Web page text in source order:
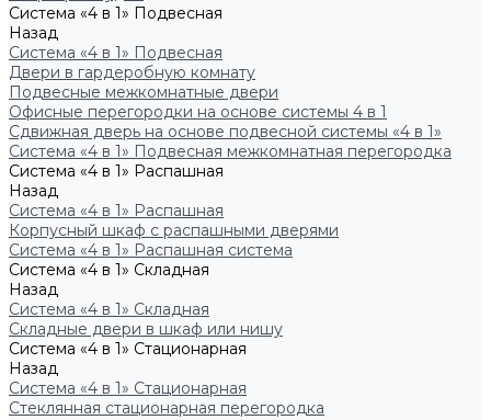
Система «4 в 1» Подвесная
Назад
Система «4 в 1» Подвесная
Двери в гардеробную комнату
Подвесные межкомнатные двери
Офисные перегородки на основе системы 4 в 1
Сдвижная дверь на основе подвесной системы «4 в 1»
Система «4 в 1» Подвесная межкомнатная перегородка
Система «4 в 1» Распашная
Назад
Система «4 в 1» Распашная
Корпусный шкаф с распашными дверями
Система «4 в 1» Распашная система
Система «4 в 1» Складная
Назад
Система «4 в 1» Складная
Складные двери в шкаф или нишу
Система «4 в 1» Стационарная
Назад
Система «4 в 1» Стационарная
Стеклянная стационарная перегородка